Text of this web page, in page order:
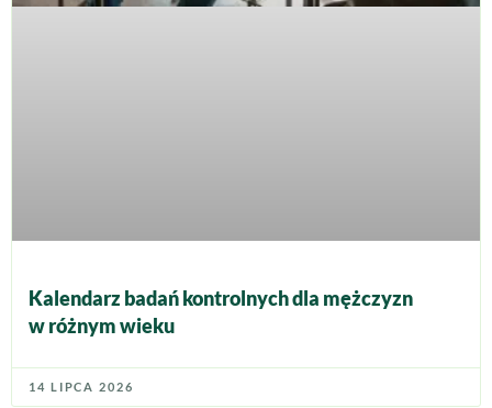
Kalendarz badań kontrolnych dla mężczyzn
w różnym wieku
14 LIPCA 2026